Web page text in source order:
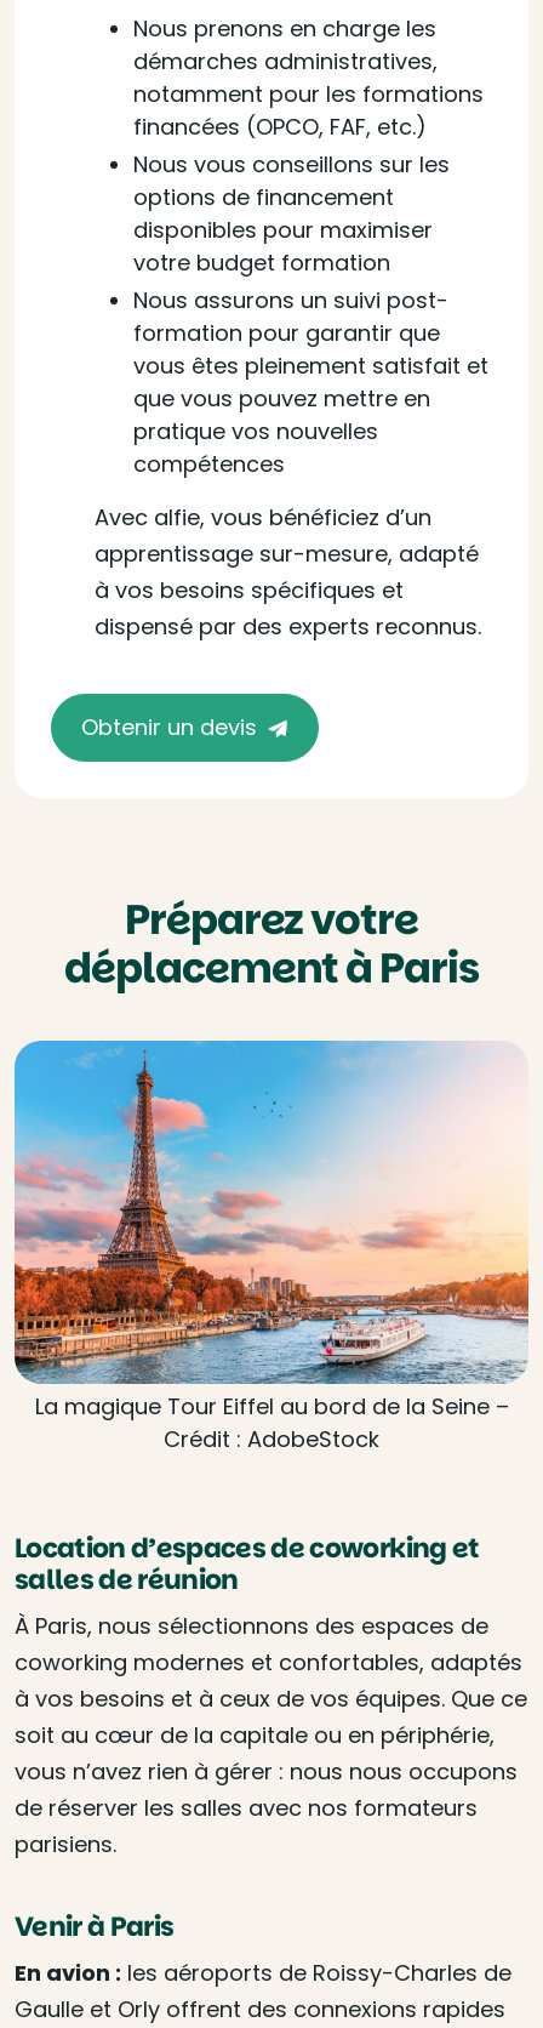
Nous prenons en charge les
démarches administratives,
notamment pour les formations
financées (OPCO, FAF, etc.)
Nous vous conseillons sur les
options de financement
disponibles pour maximiser
votre budget formation
Nous assurons un suivi post-
formation pour garantir que
vous êtes pleinement satisfait et
que vous pouvez mettre en
pratique vos nouvelles
compétences
Avec alfie, vous bénéficiez d’un
apprentissage sur-mesure, adapté
à vos besoins spécifiques et
dispensé par des experts reconnus.
Obtenir un devis
Préparez votre
déplacement à Paris
La magique Tour Eiffel au bord de la Seine –
Crédit : AdobeStock
Location d’espaces de coworking et
salles de réunion
À Paris, nous sélectionnons des espaces de
coworking modernes et confortables, adaptés
à vos besoins et à ceux de vos équipes. Que ce
soit au cœur de la capitale ou en périphérie,
vous n’avez rien à gérer : nous nous occupons
de réserver les salles avec nos formateurs
parisiens.
Venir à Paris
En avion : les aéroports de Roissy-Charles de
Gaulle et Orly offrent des connexions rapides